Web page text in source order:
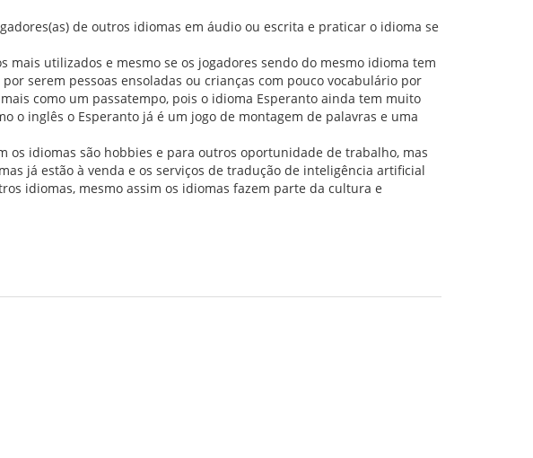
de outros idiomas em áudio ou escrita e praticar o idioma se
mais utilizados e mesmo se os jogadores sendo do mesmo idioma tem
serem pessoas ensoladas ou crianças com pouco vocabulário por
como um passatempo, pois o idioma Esperanto ainda tem muito
o inglês o Esperanto já é um jogo de montagem de palavras e uma
os idiomas são hobbies e para outros oportunidade de trabalho, mas
já estão à venda e os serviços de tradução de inteligência artificial
idiomas, mesmo assim os idiomas fazem parte da cultura e